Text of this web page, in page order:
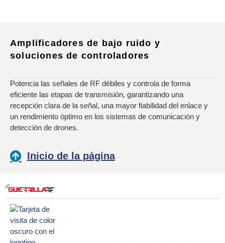
Amplificadores de bajo ruido y
soluciones de controladores
Potencia las señales de RF débiles y controla de forma
eficiente las etapas de transmisión, garantizando una
recepción clara de la señal, una mayor fiabilidad del enlace y
un rendimiento óptimo en los sistemas de comunicación y
detección de drones.
Inicio de la página